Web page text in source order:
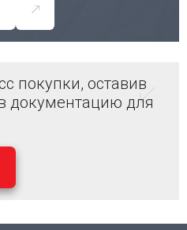
покупки, оставив
документацию для